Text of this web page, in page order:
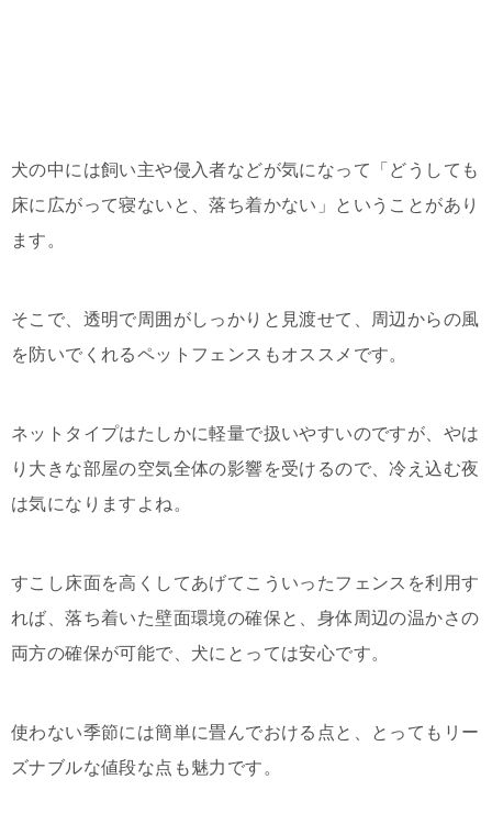
犬の中には飼い主や侵入者などが気になって「どうしても
床に広がって寝ないと、落ち着かない」ということがあり
ます。
そこで、透明で周囲がしっかりと見渡せて、周辺からの風
を防いでくれるペットフェンスもオススメです。
ネットタイプはたしかに軽量で扱いやすいのですが、やは
り大きな部屋の空気全体の影響を受けるので、冷え込む夜
は気になりますよね。
すこし床面を高くしてあげてこういったフェンスを利用す
れば、落ち着いた壁面環境の確保と、身体周辺の温かさの
両方の確保が可能で、犬にとっては安心です。
使わない季節には簡単に畳んでおける点と、とってもリー
ズナブルな値段な点も魅力です。